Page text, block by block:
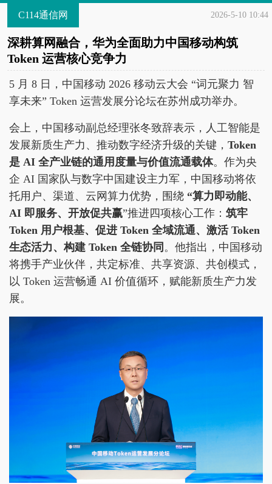
C114通信网 2026-5-10 10:44
深耕算网融合，华为全面助力中国移动构筑
Token 运营核心竞争力
5 月 8 日，中国移动 2026 移动云大会 “词元聚力 智
享未来” Token 运营发展分论坛在苏州成功举办。
会上，中国移动副总经理张冬致辞表示，人工智能是
发展新质生产力、推动数字经济升级的关键， Token
是 AI 全产业链的通用度量与价值流通载体。作为央
企 AI 国家队与数字中国建设主力军，中国移动将依
托用户、渠道、云网算力优势，围绕 “算力即动能、
AI 即服务、开放促共赢”推进四项核心工作： 筑牢
Token 用户根基、促进 Token 全域流通、激活 Token
生态活力、构建 Token 全链协同 。他指出，中国移动
将携手产业伙伴，共定标准、共享资源、共创模式，
以 Token 运营畅通 AI 价值循环，赋能新质生产力发
展。